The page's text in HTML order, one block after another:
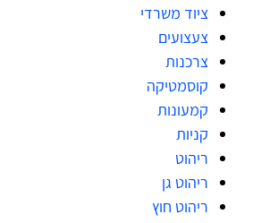
ציוד משרדי
צעצועים
צרכנות
קוסמטיקה
קמעונות
קניות
ריהוט
ריהוט גן
ריהוט חוץ